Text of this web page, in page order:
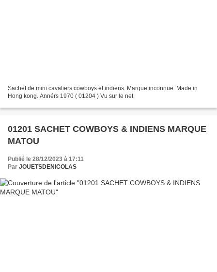
Sachet de mini cavaliers cowboys et indiens. Marque inconnue. Made in
Hong kong. Annérs 1970 ( 01204 ) Vu sur le net
01201 SACHET COWBOYS & INDIENS MARQUE
MATOU
Publié le 28/12/2023 à 17:11
Par JOUETSDENICOLAS